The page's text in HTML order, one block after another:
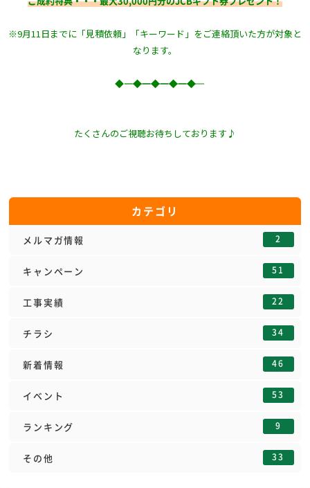
※9月11日までに「見積依頼」「キーワード」をご連絡頂いた方が対象と
なります。
◆―――――――◆―――――――◆―――――――◆―――――――◆
たくさんのご視聴お待ちしております♪
カテゴリ
メルマガ情報 2
キャンペーン 51
工事実績 22
チラシ 34
新着情報 46
イベント 53
ランキング 9
その他 33